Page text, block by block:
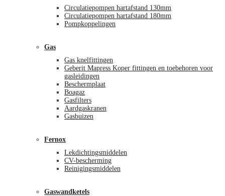
Circulatiepompen hartafstand 130mm
Circulatiepompen hartafstand 180mm
Pompkoppelingen
Gas
Gas knelfittingen
Geberit Mapress Koper fittingen en toebehoren voor
gasleidingen
Beschermplaat
Boagaz
Gasfilters
Aardgaskranen
Gasbuizen
Fernox
Lekdichtingsmiddelen
CV-bescherming
Reinigingsmiddelen
Gaswandketels